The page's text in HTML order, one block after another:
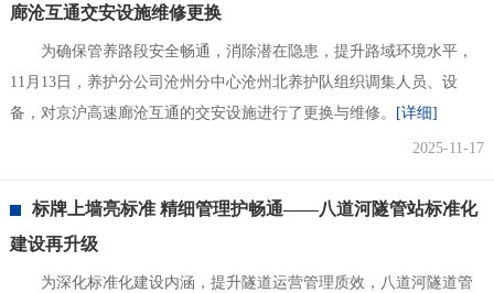
廊沧互通交安设施维修更换
为确保管养路段安全畅通，消除潜在隐患，提升路域环境水平，
11月13日，养护分公司沧州分中心沧州北养护队组织调集人员、设
备，对京沪高速廊沧互通的交安设施进行了更换与维修。
[详细]
2025-11-17
标牌上墙亮标准 精细管理护畅通——八道河隧管站标准化
建设再升级
为深化标准化建设内涵，提升隧道运营管理质效，八道河隧道管